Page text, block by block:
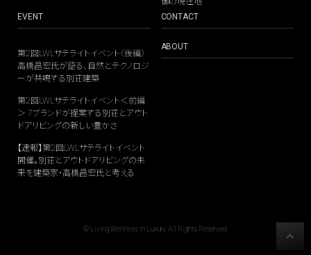
EVENT
第2回LWLサテライトイベント〈後編〉
高橋昌宏氏が語る、自然とテクノロジ
ーが共鳴する別荘建築
第2回LWLサテライトイベント＜前編
＞ 7ブランドが提案する別荘とアウト
ドアリビングの新しい豊かさ
【速報】第2回LWLサテライトイベント
開催。別荘とアウトドアリビングの未
来を建築家・高橋昌宏氏と考える
CONTACT
ABOUT
© Living Wellness in Luxury. All Rights Reserved.